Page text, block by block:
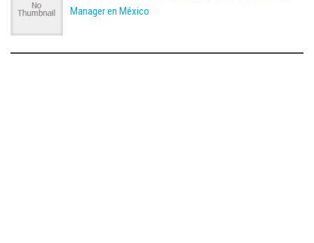
Manager en México